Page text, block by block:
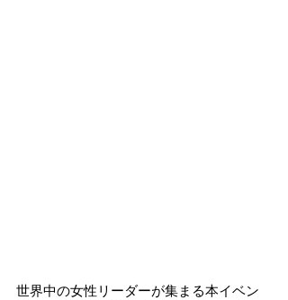
世界中の女性リーダーが集まる本イベン